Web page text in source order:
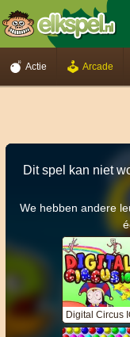
Actie Arcade
Dit spel kan niet
We hebben andere
Digital Circus